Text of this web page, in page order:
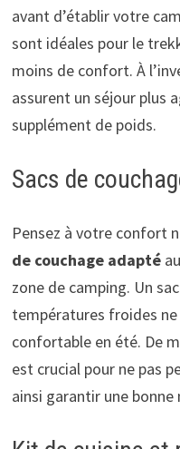
avant d’établir votre
sont idéales pour le
moins de confort. À
assurent un séjour plus
supplément de poids.
Sacs de
Pensez à votre confort
de couchage adapté
zone de camping. Un
températures froides
confortable en été. De
est crucial pour ne pas
ainsi garantir une